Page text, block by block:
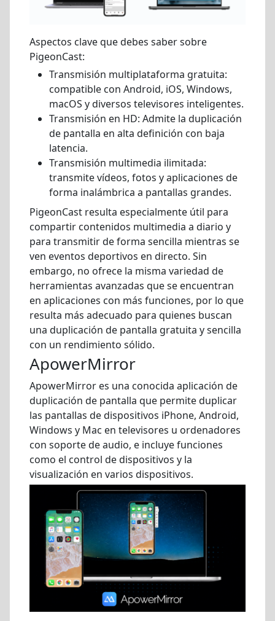
Aspectos clave que debes saber sobre
PigeonCast:
Transmisión multiplataforma gratuita:
compatible con Android, iOS, Windows,
macOS y diversos televisores inteligentes.
Transmisión en HD: Admite la duplicación
de pantalla en alta definición con baja
latencia.
Transmisión multimedia ilimitada:
transmite vídeos, fotos y aplicaciones de
forma inalámbrica a pantallas grandes.
PigeonCast resulta especialmente útil para
compartir contenidos multimedia a diario y
para transmitir de forma sencilla mientras se
ven eventos deportivos en directo. Sin
embargo, no ofrece la misma variedad de
herramientas avanzadas que se encuentran
en aplicaciones con más funciones, por lo que
resulta más adecuado para quienes buscan
una duplicación de pantalla gratuita y sencilla
con un rendimiento sólido.
ApowerMirror
ApowerMirror es una conocida aplicación de
duplicación de pantalla que permite duplicar
las pantallas de dispositivos iPhone, Android,
Windows y Mac en televisores u ordenadores
con soporte de audio, e incluye funciones
como el control de dispositivos y la
visualización en varios dispositivos.